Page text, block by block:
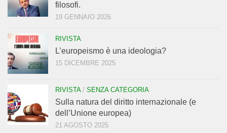
filosofi.
19 GENNAIO 2026
RIVISTA
L’europeismo è una ideologia?
15 DICEMBRE 2025
RIVISTA/ SENZA CATEGORIA
Sulla natura del diritto internazionale (e
dell’Unione europea)
21 AGOSTO 2025